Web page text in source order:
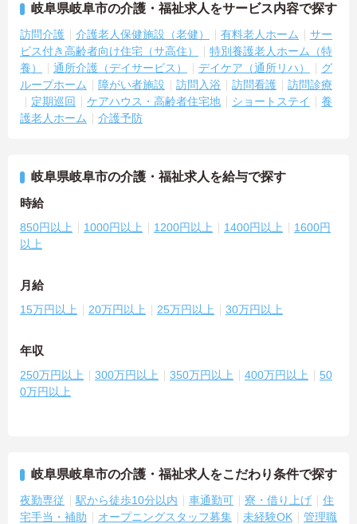
岐阜県岐阜市の介護・福祉求人をサービス内容で探す
訪問介護 介護老人保健施設（老健） 有料老人ホーム
サー
ビス付き高齢者向け住宅（サ高住）
特別養護老人ホーム（特
養）
通所介護（デイサービス） デイケア（通所リハ）
グ
ループホーム
障がい者施設 訪問入浴 訪問看護
訪問診療
定期巡回
ケアハウス・高齢者住宅地 ショートステイ
養
護老人ホーム
介護予防
岐阜県岐阜市の介護・福祉求人を給与で探す
時給
850円以上 1000円以上 1200円以上 1400円以上
1600円
以上
月給
15万円以上 20万円以上 25万円以上 30万円以上
年収
250万円以上 300万円以上 350万円以上 400万円以上
50
0万円以上
岐阜県岐阜市の介護・福祉求人をこだわり条件で探す
夜勤専従 駅から徒歩10分以内 車通勤可 寮・借り上げ
住
宅手当・補助
オープニングスタッフ募集 未経験OK
管理職